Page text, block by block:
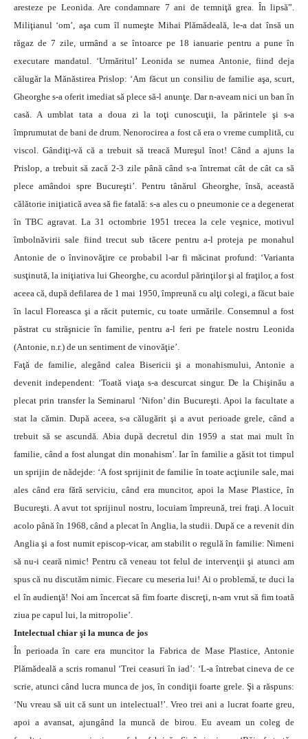
aresteze pe Leonida. Are condamnare 7 ani de temniţă grea. În lipsă”.
Miliţianul ‘om’, aşa cum îl numeşte Mihai Plămădeală, le-a dat însă un
răgaz de 7 zile, urmând a se întoarce pe 18 ianuarie pentru a pune în
executare mandatul. ‘Urmăritul’ Leonida se numea Antonie, fiind deja
călugăr la Mănăstirea Prislop: ‘Am făcut un consiliu de familie aşa, scurt,
Gheorghe s-a oferit imediat să plece să-l anunţe. Dar n-aveam nici un ban în
casă. A umblat tata a doua zi la toţi cunoscuţii, la părintele şi s-a
împrumutat de bani de drum. Nenorocirea a fost că era o vreme cumplită, cu
viscol. Gândiţi-vă că a trebuit să treacă Mureşul înot! Când a ajuns la
Prislop, a trebuit să zacă 2-3 zile până când s-a întremat cât de cât ca să
plece amândoi spre Bucureşti’. Pentru tânărul Gheorghe, însă, această
călătorie iniţiatică avea să fie fatală: s-a ales cu o pneumonie ce a degenerat
în TBC agravat. La 31 octombrie 1951 trecea la cele veşnice, motivul
îmbolnăvirii sale fiind trecut sub tăcere pentru a-l proteja pe monahul
Antonie de o învinovăţire ce probabil l-ar fi măcinat profund: ‘Varianta
susţinută, la iniţiativa lui Gheorghe, cu acordul părinţilor şi al fraţilor, a fost
aceea că, după defilarea de 1 mai 1950, împreună cu alţi colegi, a făcut baie
în lacul Floreasca şi a răcit puternic, cu toate urmările. Consemnul a fost
păstrat cu străşnicie în familie, pentru a-l feri pe fratele nostru Leonida
(Antonie, n.r.) de un sentiment de vinovăţie’.
Faţă de familie, alegând calea Bisericii şi a monahismului, Antonie a
devenit independent: ‘Toată viaţa s-a descurcat singur. De la Chişinău a
plecat prin transfer la Seminarul ‘Nifon’ din Bucureşti. Apoi la facultate a
stat la cămin. După aceea, s-a călugărit şi a avut perioade grele, când a
trebuit să se ascundă. Abia după decretul din 1959 a stat mai mult în
familie, când a fost alungat din monahism’. Iar în familie a găsit tot timpul
un sprijin de nădejde: ‘A fost sprijinit de familie în toate acţiunile sale, mai
ales când era fără serviciu, când era muncitor, apoi la Mase Plastice, în
Bucureşti. A avut tot sprijinul nostru, locuiam împreună, trei fraţi. A locuit
acolo până în 1968, când a plecat în Anglia, la studii. După ce a revenit din
Anglia şi a fost numit episcop-vicar, am stabilit o regulă în familie: Nimeni
să nu-i ceară nimic! Pentru că veneau tot felul de intervenţii şi atunci am
spus că nu discutăm nimic. Fiecare cu meseria lui! Ai o problemă, te duci la
el în audienţă! Noi am încercat să fim foarte discreţi, n-am vrut să fim toată
ziua pe capul lui, la mitropolie’.
Intelectual chiar şi la munca de jos
În perioada în care era muncitor la Fabrica de Mase Plastice, Antonie
Plămădeală a scris romanul ‘Trei ceasuri în iad’: ‘L-a întrebat cineva de ce
scrie, atunci când lucra munca de jos, în condiţii foarte grele. Şi a răspuns:
‘Nu vreau să uit că sunt un intelectual!’. Vreo trei ani a lucrat foarte greu,
apoi a avansat, ajungând la muncă de birou. Eu aveam un coleg de